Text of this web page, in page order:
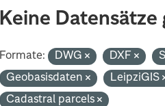
Keine Datensätze
Formate: DWG DXF
Geobasisdaten
LeipziGIS
Cadastral parcels